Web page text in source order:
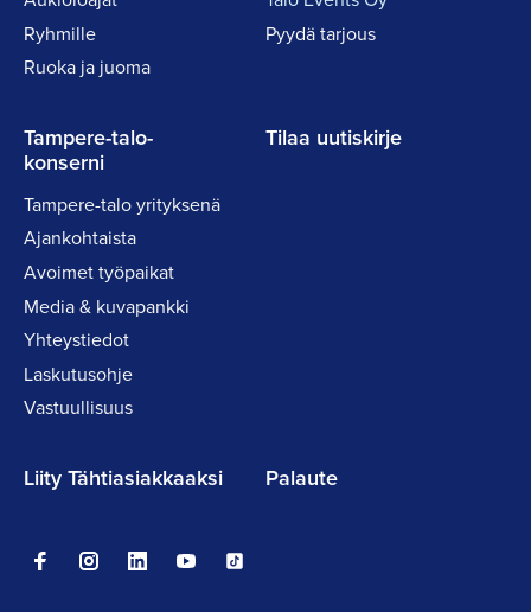
Ryhmille
Ruoka ja juoma
Pyydä tarjous
Tampere-talo-
konserni
Tampere-talo yrityksenä
Ajankohtaista
Avoimet työpaikat
Media & kuvapankki
Yhteystiedot
Laskutusohje
Vastuullisuus
Tilaa uutiskirje
Liity Tähtiasiakkaaksi Palaute